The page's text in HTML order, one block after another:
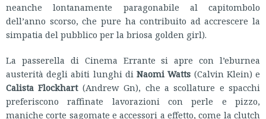
neanche lontanamente paragonabile al capitombolo
dell’anno scorso, che pure ha contribuito ad accrescere la
simpatia del pubblico per la briosa golden girl).
La passerella di Cinema Errante si apre con l’eburnea
austerità degli abiti lunghi diNaomi Watts (Calvin Klein) e
Calista Flockhart(Andrew Gn), che a scollature e spacchi
preferiscono raffinate lavorazioni con perle e pizzo,
maniche corte sagomate e accessori a effetto, come la clutch